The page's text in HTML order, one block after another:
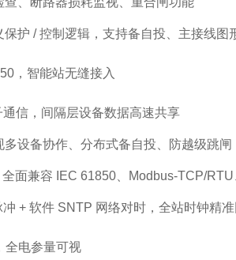
护 / 控制逻辑，支持备自投、主接线图
，智能站无缝接入
信，间隔层设备数据高速共享
多设备协作、分布式备自投、防越级跳闸
面兼容 IEC 61850、Modbus‑TCP/RTU
冲 + 软件 SNTP 网络对时，全站时钟精
全电参量可视